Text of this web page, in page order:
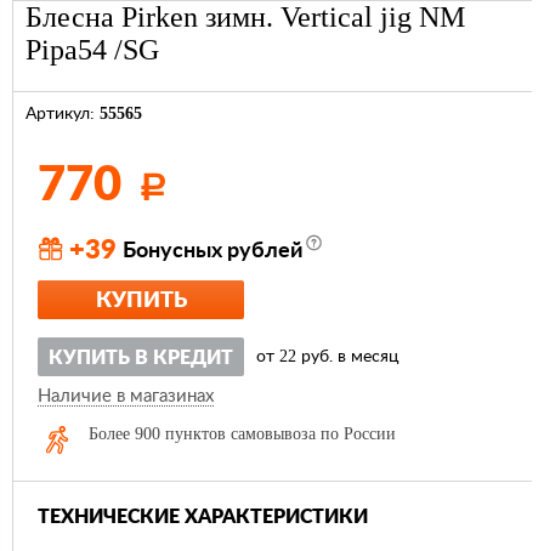
Блесна Pirken зимн. Vertical jig NM
Pipa54 /SG
Артикул: 55565
770 Р
+39 Бонусных рублей
КУПИТЬ
КУПИТЬ В КРЕДИТ от 22 руб. в месяц
Наличие в магазинах
Более 900 пунктов самовывоза по России
ТЕХНИЧЕСКИЕ ХАРАКТЕРИСТИКИ